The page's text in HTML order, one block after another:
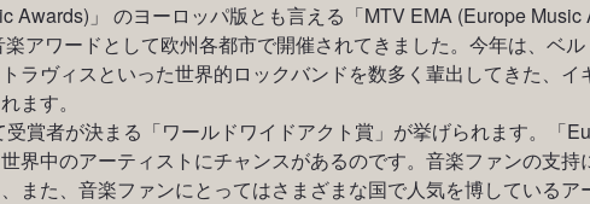
」 のヨーロッパ版とも言える「MTV EMA (Europe Music
アワードとして欧州各都市で開催されてきました。今年は、ベル
ラヴィスといった世界的ロックバンドを数多く輩出してきた、イ
ます。
賞者が決まる「ワールドワイドアクト賞」が挙げられます。「
界中のアーティストにチャンスがあるのです。音楽ファンの支持
また、音楽ファンにとってはさまざまな国で人気を博しているア